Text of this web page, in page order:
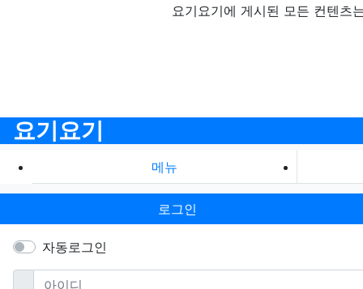
요기요기에 게시된 모든 컨텐츠
요기요기
메뉴
로그인
자동로그인
아이디필수